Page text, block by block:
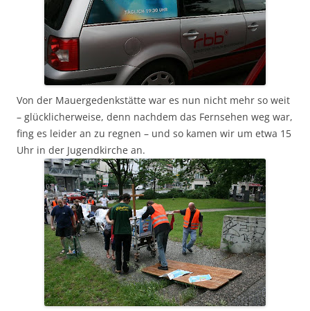
Von der Mauergedenkstätte war es nun nicht mehr so weit
– glücklicherweise, denn nachdem das Fernsehen weg war,
fing es leider an zu regnen – und so kamen wir um etwa 15
Uhr in der Jugendkirche an.